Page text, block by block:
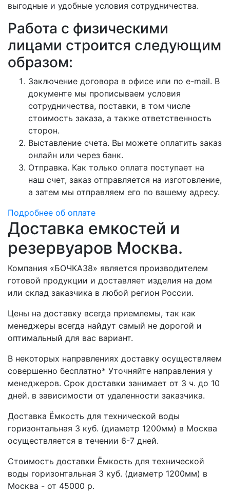
выгодные и удобные условия сотрудничества.
Работа с физическими
лицами строится следующим
образом:
Заключение договора в офисе или по e-mail. В
документе мы прописываем условия
сотрудничества, поставки, в том числе
стоимость заказа, а также ответственность
сторон.
Выставление счета. Вы можете оплатить заказ
онлайн или через банк.
Отправка. Как только оплата поступает на
наш счет, заказ отправляется на изготовление,
а затем мы отправляем его по вашему адресу.
Подробнее об оплате
Доставка емкостей и
резервуаров Москва.
Компания «БОЧКА38» является производителем
готовой продукции и доставляет изделия на дом
или склад заказчика в любой регион России.
Цены на доставку всегда приемлемы, так как
менеджеры всегда найдут самый не дорогой и
оптимальный для вас вариант.
В некоторых направлениях доставку осуществляем
совершенно бесплатно* Уточняйте направления у
менеджеров. Срок доставки занимает от 3 ч. до 10
дней. в зависимости от удаленности заказчика.
Доставка Ёмкость для технической воды
горизонтальная 3 куб. (диаметр 1200мм) в Москва
осуществляется в течении 6-7 дней.
Стоимость доставки Ёмкость для технической
воды горизонтальная 3 куб. (диаметр 1200мм) в
Москва - от 45000 р.